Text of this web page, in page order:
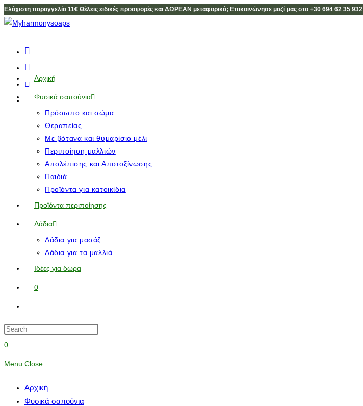
Ελάχιστη παραγγελία 11€ Θέλεις ειδικές προσφορές και ΔΩΡΕΑΝ μεταφορικά; Επικοινώνησε μαζί μας στο +30 694 62 35 932
Αρχική
Φυσικά σαπούνια
Πρόσωπο και σώμα
Θεραπείας
Με βότανα και θυμαρίσιο μέλι
Περιποίηση μαλλιών
Απολέπισης και Αποτοξίνωσης
Παιδιά
Προϊόντα για κατοικίδια
Προϊόντα περιποίησης
Λάδια
Λάδια για μασάζ
Λάδια για τα μαλλιά
Ιδέες για δώρα
0
0
Menu Close
Αρχική
Φυσικά σαπούνια